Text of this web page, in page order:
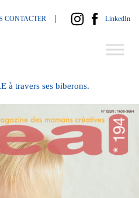
CONTACTER LinkedIn
à travers ses biberons.